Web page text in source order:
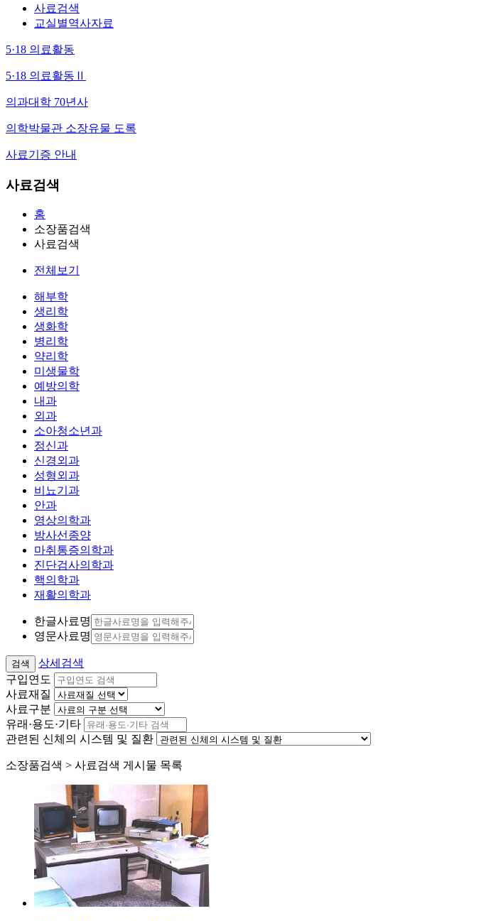
사료검색
교실별역사자료
5·18 의료활동
5·18 의료활동Ⅱ
의과대학 70년사
의학박물관 소장유물 도록
사료기증 안내
사료검색
홈
소장품검색
사료검색
전체보기
해부학
생리학
생화학
병리학
약리학
미생물학
예방의학
내과
외과
소아청소년과
정신과
신경외과
성형외과
비뇨기과
안과
영상의학과
방사선종양
마취통증의학과
진단검사의학과
핵의학과
재활의학과
한글사료명
영문사료명
상세검색
구입연도
사료재질
사료구분
유래·용도·기타
관련된 신체의 시스템 및 질환
소장품검색 > 사료검색 게시물 목록